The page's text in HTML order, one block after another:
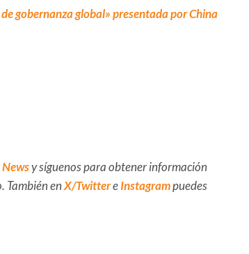
gobernanza global» presentada por China
y síguenos para obtener información
También enX/TwittereInstagrampuedes